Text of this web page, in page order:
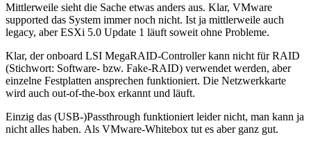
Mittlerweile sieht die Sache etwas anders aus. Klar, VMware
supported das System immer noch nicht. Ist ja mittlerweile auch
legacy, aber ESXi 5.0 Update 1 läuft soweit ohne Probleme.
Klar, der onboard LSI MegaRAID-Controller kann nicht für RAID
(Stichwort: Software- bzw. Fake-RAID) verwendet werden, aber
einzelne Festplatten ansprechen funktioniert. Die Netzwerkkarte
wird auch out-of-the-box erkannt und läuft.
Einzig das (USB-)Passthrough funktioniert leider nicht, man kann ja
nicht alles haben. Als VMware-Whitebox tut es aber ganz gut.